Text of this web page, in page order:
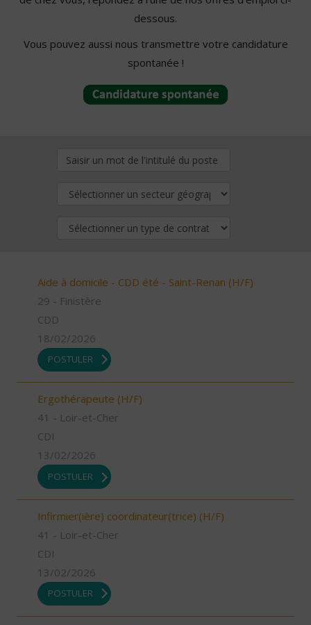
dessous.
Vous pouvez aussi nous transmettre votre candidature
spontanée !
Aide à domicile - CDD été - Saint-Renan (H/F)
29 - Finistère
CDD
18/02/2026
POSTULER
Ergothérapeute (H/F)
41 - Loir-et-Cher
CDI
13/02/2026
POSTULER
Infirmier(ière) coordinateur(trice) (H/F)
41 - Loir-et-Cher
CDI
13/02/2026
POSTULER